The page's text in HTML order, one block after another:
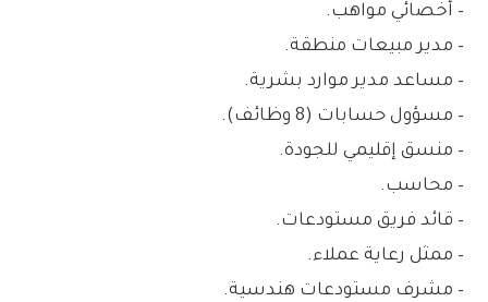
– أخصائي مواهب.
– مدير مبيعات منطقة.
– مساعد مدير موارد بشرية.
– مسؤول حسابات (8 وظائف).
– منسق إقليمي للجودة.
– محاسب.
– قائد فريق مستودعات.
– ممثل رعاية عملاء.
– مشرف مستودعات هندسية.